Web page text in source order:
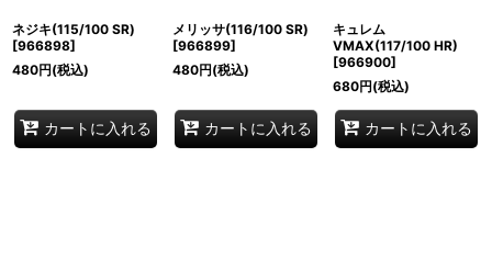
ネジキ(115/100 SR)
[966898]
480円(税込)
カートに入れる
メリッサ(116/100 SR)
[966899]
480円(税込)
カートに入れる
キュレム
VMAX(117/100 HR)
[966900]
680円(税込)
カートに入れる